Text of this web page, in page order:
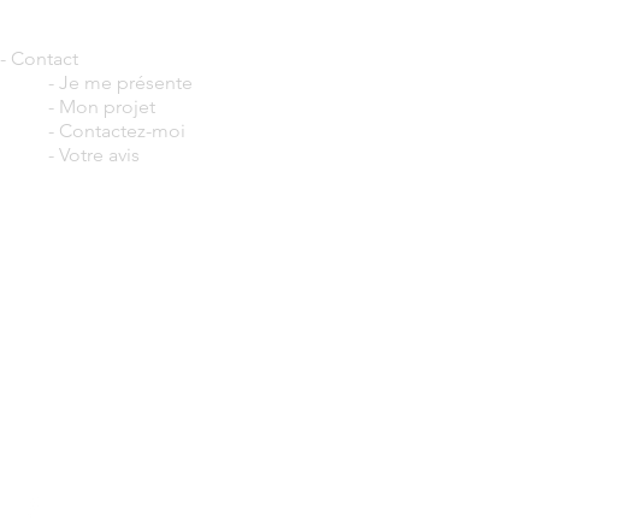
- Contact
- Je me présente
- Mon projet
- Contactez-moi
- Votre avis